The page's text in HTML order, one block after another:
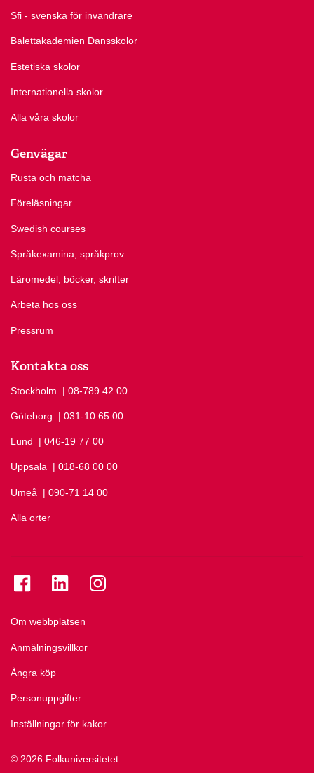
Sfi - svenska för invandrare
Balettakademien Dansskolor
Estetiska skolor
Internationella skolor
Alla våra skolor
Genvägar
Rusta och matcha
Föreläsningar
Swedish courses
Språkexamina, språkprov
Läromedel, böcker, skrifter
Arbeta hos oss
Pressrum
Kontakta oss
Stockholm Ring Stockholm på
| 08-789 42 00
Göteborg Ring Göteborg på
| 031-10 65 00
Lund Ring Lund på
| 046-19 77 00
Uppsala Ring Uppsala på
| 018-68 00 00
Umeå Ring Umeå på
| 090-71 14 00
Alla orter
© 2026 Folkuniversitetet
Om webbplatsen
Anmälningsvillkor
Ångra köp
Personuppgifter
Inställningar för kakor
Se folkuniversitetet på Facebook
Se folkuniversitetet på LinkedIn